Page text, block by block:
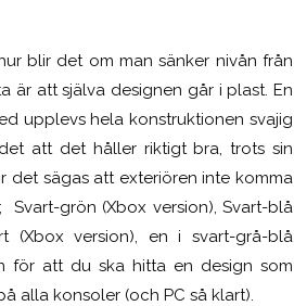
blir det om man sänker nivån från
är att själva designen går i plast. En
upplevs hela konstruktionen svajig
att det håller riktigt bra, trots sin
det sägas att exteriören inte komma
grön (Xbox version), Svart-blå
(Xbox version), en i svart-grå-blå
för att du ska hitta en design som
alla konsoler (och PC så klart).